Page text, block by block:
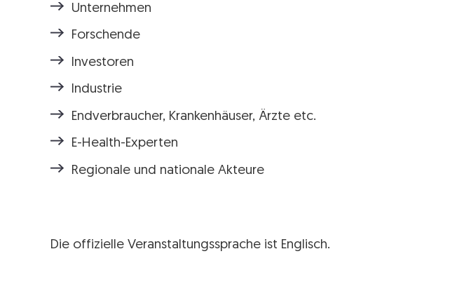
Unternehmen
Forschende
Investoren
Industrie
Endverbraucher, Krankenhäuser, Ärzte etc.
E-Health-Experten
Regionale und nationale Akteure
Die offizielle Veranstaltungssprache ist Englisch.